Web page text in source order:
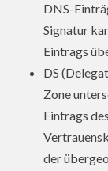
DNS-
Signatur
Eintrags
DS
Zone
Eintrags
der